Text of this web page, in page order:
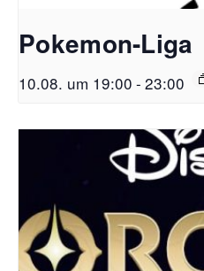
Pokemon-Liga
10.08. um 19:00 - 23:00